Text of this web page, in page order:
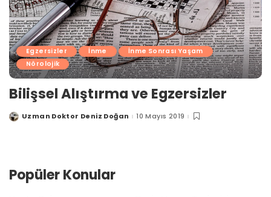
Egzersizler İnme
İnme Sonrası Yaşam
Nörolojik
Bilişsel Alıştırma ve Egzersizler
PostedUzman Doktor Deniz Doğan 10 Mayıs 2019
Popüler Konular